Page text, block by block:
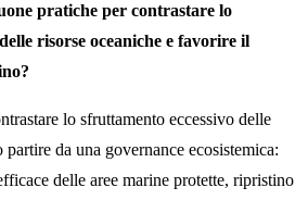
pratiche per contrastare lo
risorse oceaniche e favorire il
lo sfruttamento eccessivo delle
da una governance ecosistemica:
delle aree marine protette, ripristino